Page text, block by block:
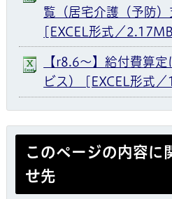
覧（居宅介護（予防）
[EXCEL形式／
【r8.6〜】給付費算
ビス） [EXCEL形式／
このページの内容に
せ先